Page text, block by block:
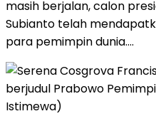
masih berjalan, calon
Subianto telah
para pemimpin dunia….